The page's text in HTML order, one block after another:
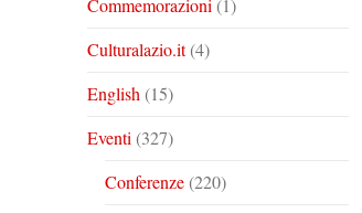
Commemorazioni (1)
Culturalazio.it(4)
English (15)
Eventi (327)
Conferenze(220)